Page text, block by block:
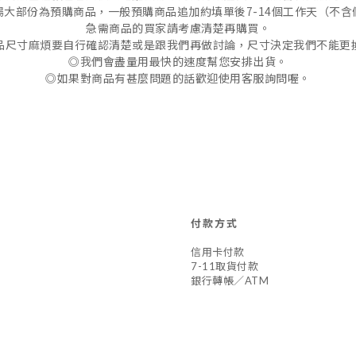
部份為預購商品，一般預購商品追加約填單後7-14個工作天（不含
急需商品的買家請考慮清楚再購買。
寸麻煩要自行確認清楚或是跟我們再做討論，尺寸決定我們不能更
◎我們會盡量用最快的速度幫您安排出貨。
◎如果對商品有甚麼問題的話歡迎使用客服詢問喔。
付款方式
信用卡付款
7-11取貨付款
銀行轉帳／ATM